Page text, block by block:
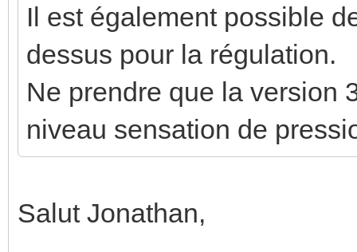
Il est également possible
dessus pour la régulation.
Ne prendre que la version
niveau sensation de
Salut Jonathan,